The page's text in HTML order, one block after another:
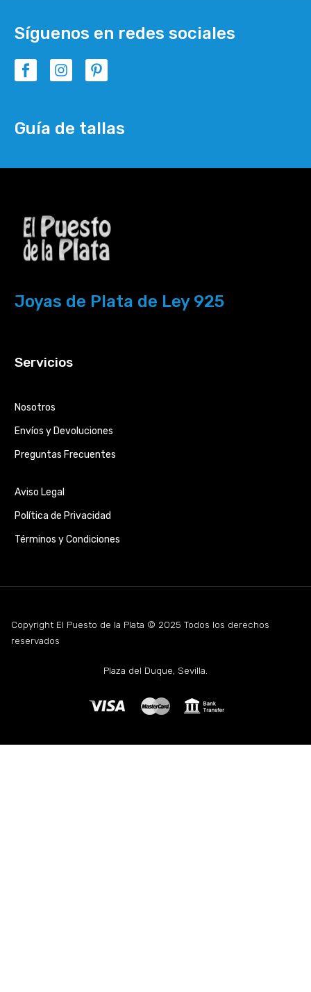
Síguenos en redes sociales
Guía de tallas
Joyas de Plata de Ley 925
Servicios
Nosotros
Envíos y Devoluciones
Preguntas Frecuentes
Aviso Legal
Política de Privacidad
Términos y Condiciones
Copyright El Puesto de la Plata © 2025 Todos los derechos
reservados
Plaza del Duque, Sevilla.